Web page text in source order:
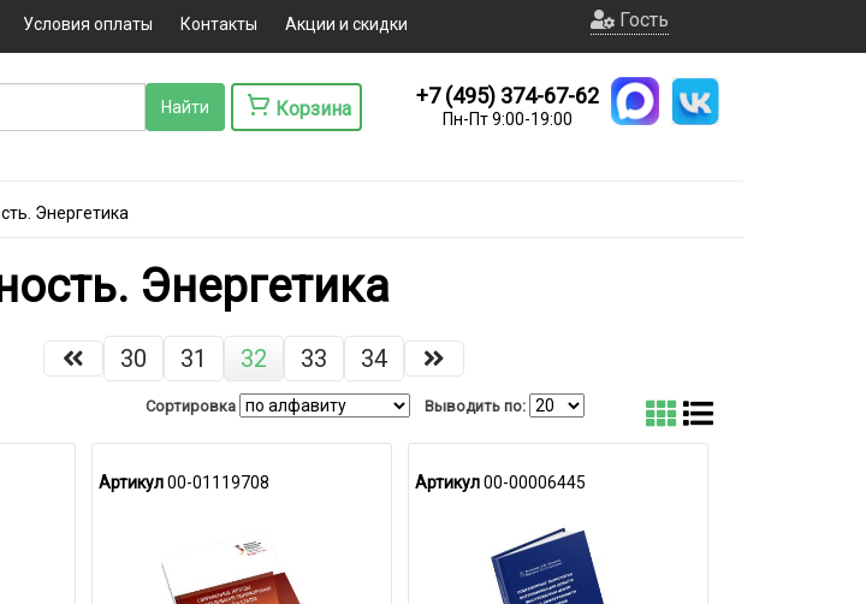
Условия оплаты Контакты Акции и скидки Гость
Корзина
+7 (495) 374-67-62
Пн-Пт 9:00-19:00
Энергетика
Энергетика
30 31 32 33 34
Сортировка Выводить по:
Артикул00-01119708 Артикул00-00006445